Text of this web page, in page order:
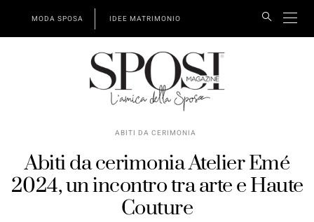
MODA SPOSA IDEE MATRIMONIO
ABITI DA CERIMONIA
Abiti da cerimonia Atelier Emé
2024, un incontro tra arte e Haute
Couture